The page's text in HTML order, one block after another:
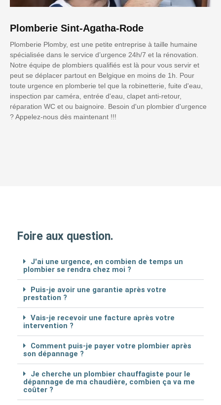
Plomberie Sint-Agatha-Rode
Plomberie Plomby, est une petite entreprise à taille humaine
spécialisée dans le service d’urgence 24h/7 et la rénovation.
Notre équipe de plombiers qualifiés est là pour vous servir et
peut se déplacer partout en Belgique en moins de 1h. Pour
toute urgence en plomberie tel que la robinetterie, fuite d'eau,
inspection par caméra, entrée d'eau, clapet anti-retour,
réparation WC et ou baignoire. Besoin d'un plombier d'urgence
? Appelez-nous dès maintenant !!!
Foire aux question.
J'ai une urgence, en combien de temps un
plombier se rendra chez moi ?
Puis-je avoir une garantie après votre
prestation ?
Vais-je recevoir une facture après votre
intervention ?
Comment puis-je payer votre plombier après
son dépannage ?
Je cherche un plombier chauffagiste pour le
dépannage de ma chaudière, combien ça va me
coûter ?